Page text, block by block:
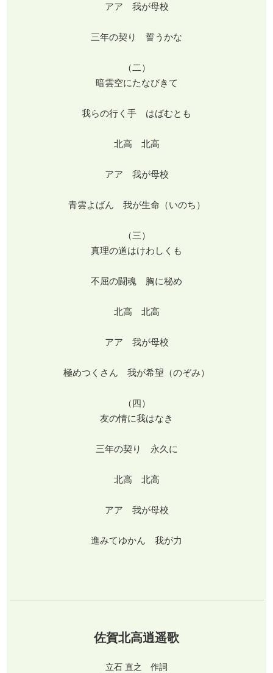
アア 我が母校
三年の契り 誓うかな
（二）
暗雲空にたなびきて
我らの行く手 はばむとも
北高 北高
アア 我が母校
青雲よばん 我が生命（いのち）
（三）
真理の道はけわしくも
不屈の闘魂 胸に秘め
北高 北高
アア 我が母校
極めつくさん 我が希望（のぞみ）
（四）
友の情に我はなき
三年の契り 永久に
北高 北高
アア 我が母校
進みてゆかん 我が力
佐賀北高逍遥歌
立石 直之 作詞